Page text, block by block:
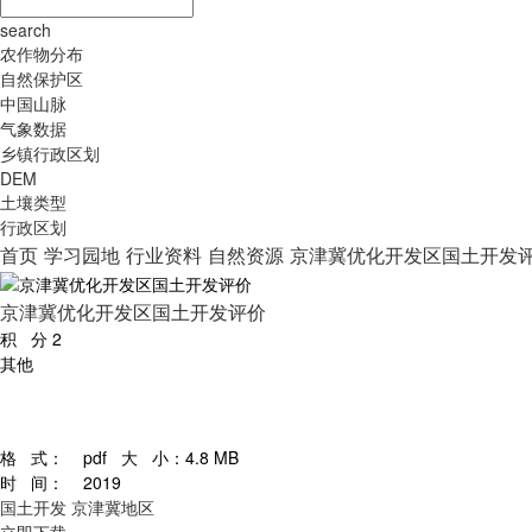
search
农作物分布
自然保护区
中国山脉
气象数据
乡镇行政区划
DEM
土壤类型
行政区划
首页 学习园地 行业资料 自然资源 京津冀优化开发区国土开发
京津冀优化开发区国土开发评价
积 分 2
其他
格 式： pdf 大 小： 4.8 MB
时 间：
2019
国土开发 京津冀地区